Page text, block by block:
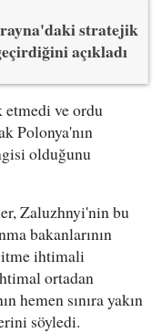
stratejik
açıkladı
ve ordu
Polonya'nın
olduğunu
Zaluzhnyi'nin bu
bakanlarının
ihtimali
ortadan
hemen sınıra yakın
söyledi.